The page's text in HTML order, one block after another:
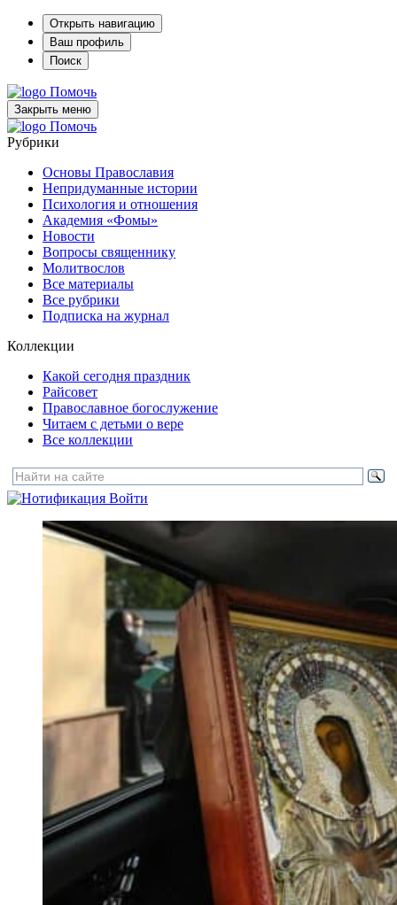
Открыть навигацию
Ваш профиль
Поиск
Помочь
Закрыть меню
Помочь
Рубрики
Основы Православия
Непридуманные истории
Психология и отношения
Академия «Фомы»
Новости
Вопросы священнику
Молитвослов
Все материалы
Все рубрики
Подписка на журнал
Коллекции
Какой сегодня праздник
Райсовет
Православное богослужение
Читаем с детьми о вере
Все коллекции
Войти